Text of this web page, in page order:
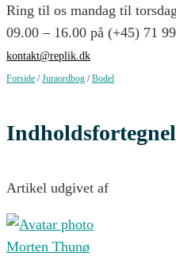
Ring til os mandag til
09.00 – 16.00 på (+45) 71
kontakt@replik.dk
Forside /Juraordbog /Bodel
Artikel udgivet af
Morten Thunø